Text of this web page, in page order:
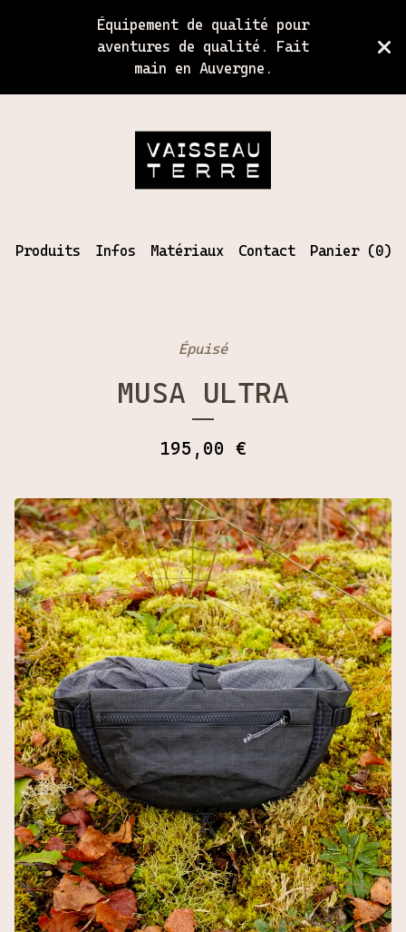
Équipement de qualité pour
aventures de qualité. Fait
main en Auvergne.
Produits Infos Matériaux Contact Panier (0)
Épuisé
MUSA ULTRA
195,00 €